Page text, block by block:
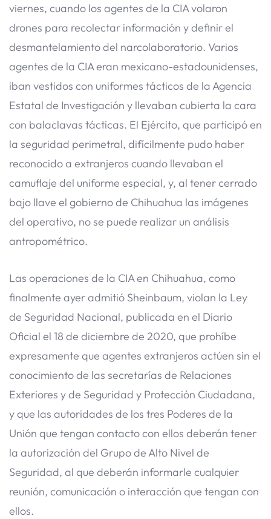
viernes, cuando los agentes de la CIA volaron
drones para recolectar información y definir el
desmantelamiento del narcolaboratorio. Varios
agentes de la CIA eran mexicano-estadounidenses,
iban vestidos con uniformes tácticos de la Agencia
Estatal de Investigación y llevaban cubierta la cara
con balaclavas tácticas. El Ejército, que participó en
la seguridad perimetral, difícilmente pudo haber
reconocido a extranjeros cuando llevaban el
camuflaje del uniforme especial, y, al tener cerrado
bajo llave el gobierno de Chihuahua las imágenes
del operativo, no se puede realizar un análisis
antropométrico.
Las operaciones de la CIA en Chihuahua, como
finalmente ayer admitió Sheinbaum, violan la Ley
de Seguridad Nacional, publicada en el Diario
Oficial el 18 de diciembre de 2020, que prohíbe
expresamente que agentes extranjeros actúen sin el
conocimiento de las secretarías de Relaciones
Exteriores y de Seguridad y Protección Ciudadana,
y que las autoridades de los tres Poderes de la
Unión que tengan contacto con ellos deberán tener
la autorización del Grupo de Alto Nivel de
Seguridad, al que deberán informarle cualquier
reunión, comunicación o interacción que tengan con
ellos.